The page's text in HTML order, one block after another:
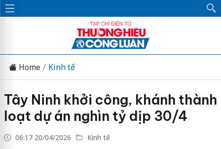
Home Kinh tế
Tây Ninh khởi công, khánh thành
loạt dự án nghìn tỷ dịp 30/4
06:17 20/04/2026 Kinh tế